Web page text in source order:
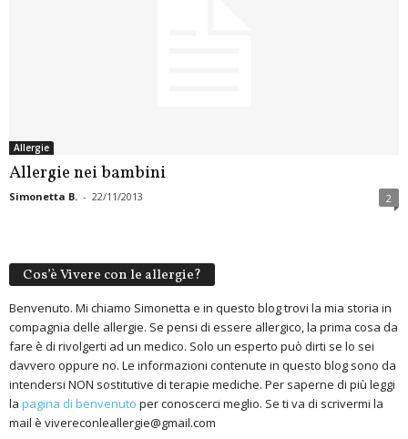
Allergie
Allergie nei bambini
Simonetta B. - 22/11/2013 2
Cos’è Vivere con le allergie?
Benvenuto. Mi chiamo Simonetta e in questo blog trovi la mia storia in
compagnia delle allergie. Se pensi di essere allergico, la prima cosa da
fare è di rivolgerti ad un medico. Solo un esperto può dirti se lo sei
davvero oppure no. Le informazioni contenute in questo blog sono da
intendersi NON sostitutive di terapie mediche. Per saperne di più leggi
la pagina di benvenuto per conoscerci meglio. Se ti va di scrivermi la
mail è vivereconleallergie@gmail.com